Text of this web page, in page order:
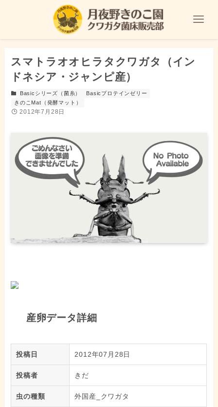
スマトラオオヒラタクワガタ（イン
ドネシア・ジャンピ産）
Basicシリーズ（菌糸）
Basicプロテインゼリー
きのこMat（発酵マット）
2012年7月28日
産卵データ詳細
投稿日 2012年07月28日
投稿者 きだ
虫の種類 外国産_クワガタ